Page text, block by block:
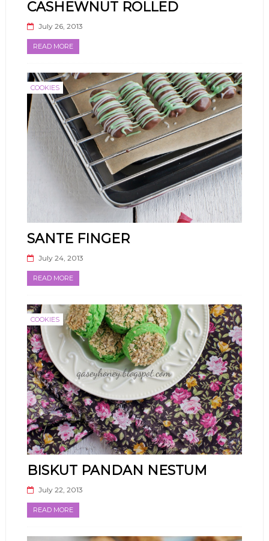
CASHEWNUT ROLLED
July 26, 2013
READ MORE
COOKIES
SANTE FINGER
July 24, 2013
READ MORE
COOKIES
BISKUT PANDAN NESTUM
July 22, 2013
READ MORE